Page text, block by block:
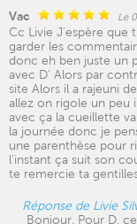
Vac Le
Cc Livie J'espère que
garder les
donc eh ben juste un
avec D' Alors par
site Alors il a rajeuni
allez on rigole un peu
avec ça la cueillette
la journée donc je
une parenthèse pour
l'instant ça suit son
te remercie ta
Réponse de Livie
Bonjour. Pour D.